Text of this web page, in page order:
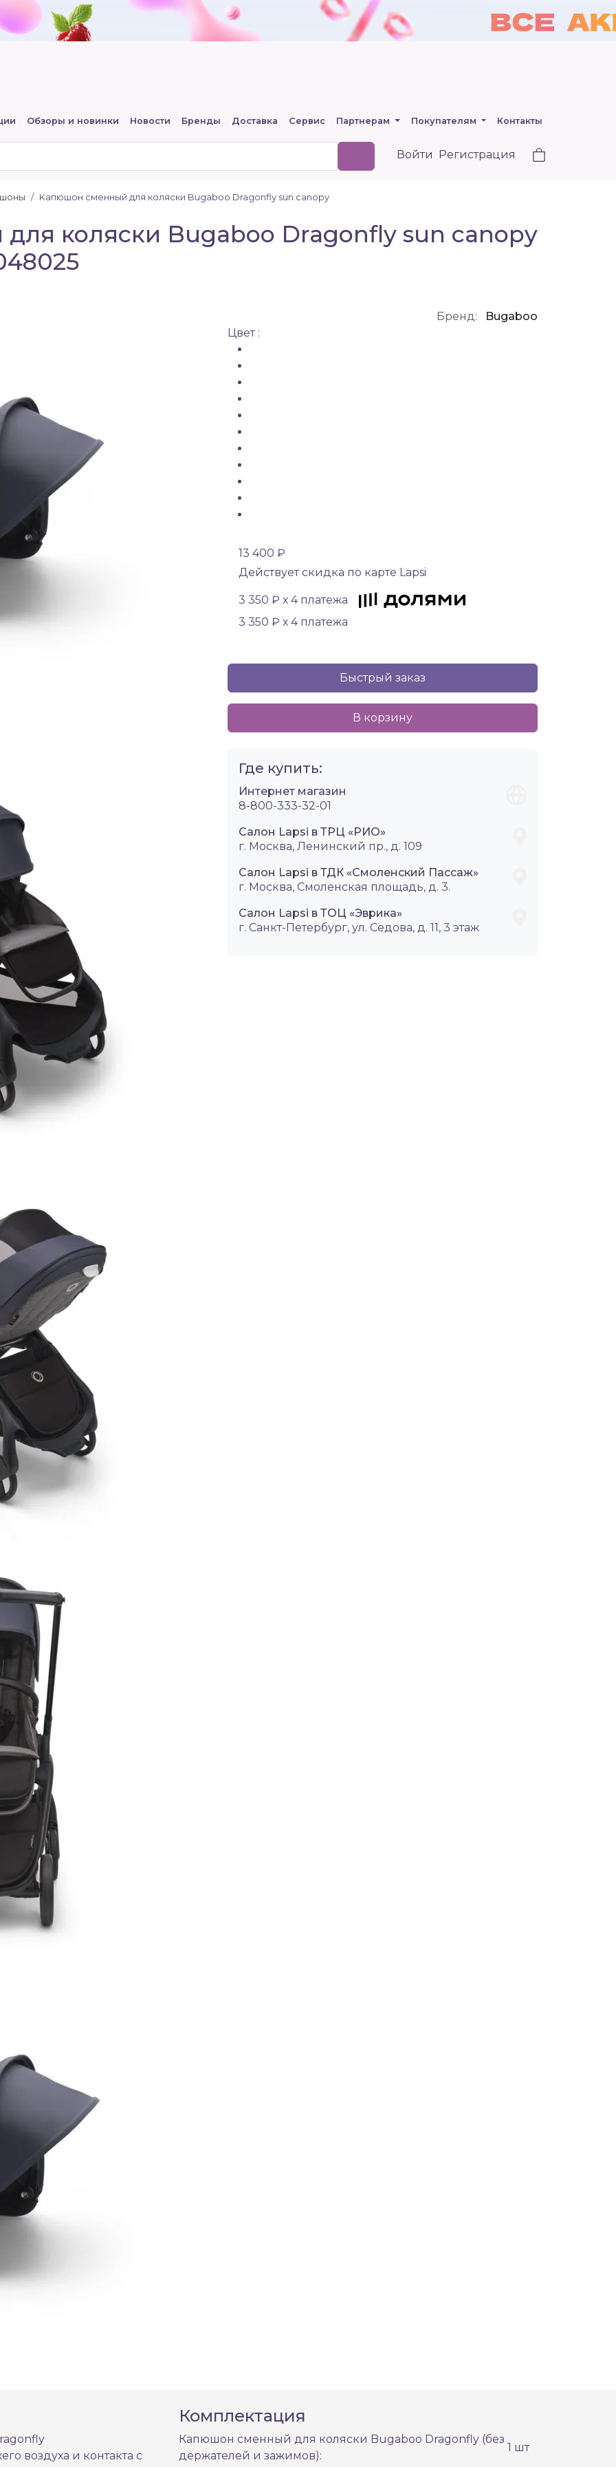
Обзоры и новинки Новости Бренды Доставка Сервис Партнерам Покупателям Контакты
Войти Регистрация
Капюшон сменный для коляски Bugaboo Dragonfly sun canopy
коляски Bugaboo Dragonfly sun canopy
Бренд:
Bugaboo
Цвет :
13 400 ₽
Действует скидка по карте Lapsi
3 350 ₽ х 4 платежа
3 350 ₽ х 4 платежа
Быстрый заказ
В корзину
Где купить:
Интернет магазин
8-800-333-32-01
Салон Lapsi в ТРЦ «РИО»
г. Москва, Ленинский пр., д. 109
Салон Lapsi в ТДК «Смоленский Пассаж»
г. Москва, Смоленская площадь, д. 3.
Салон Lapsi в ТОЦ «Эврика»
г. Санкт-Петербург, ул. Седова, д. 11, 3 этаж
воздуха и контакта с
Комплектация
Капюшон сменный для коляски Bugaboo Dragonfly (без
держателей и зажимов):
1 шт